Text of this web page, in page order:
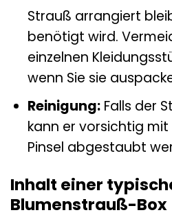
Strauß arrangiert
benötigt wird.
einzelnen
wenn Sie sie
Reinigung:Falls der
kann er vorsichtig
Pinsel abgestaubt
Inhalt einer
Blumenstrauß-Box